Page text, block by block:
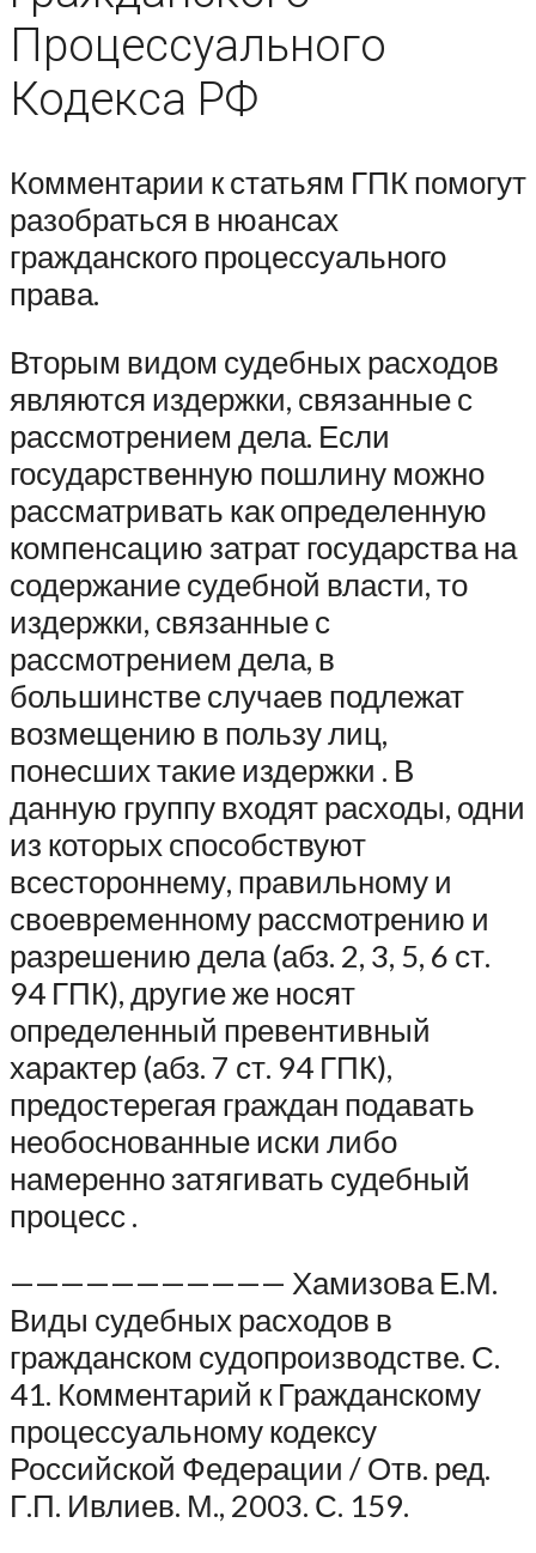
Процессуального
Кодекса РФ
Комментарии к статьям ГПК помогут
разобраться в нюансах
гражданского процессуального
права.
Вторым видом судебных расходов
являются издержки, связанные с
рассмотрением дела. Если
государственную пошлину можно
рассматривать как определенную
компенсацию затрат государства на
содержание судебной власти, то
издержки, связанные с
рассмотрением дела, в
большинстве случаев подлежат
возмещению в пользу лиц,
понесших такие издержки . В
данную группу входят расходы, одни
из которых способствуют
всестороннему, правильному и
своевременному рассмотрению и
разрешению дела (абз. 2, 3, 5, 6 ст.
94 ГПК), другие же носят
определенный превентивный
характер (абз. 7 ст. 94 ГПК),
предостерегая граждан подавать
необоснованные иски либо
намеренно затягивать судебный
процесс .
——————————— Хамизова Е.М.
Виды судебных расходов в
гражданском судопроизводстве. С.
41. Комментарий к Гражданскому
процессуальному кодексу
Российской Федерации / Отв. ред.
Г.П. Ивлиев. М., 2003. С. 159.